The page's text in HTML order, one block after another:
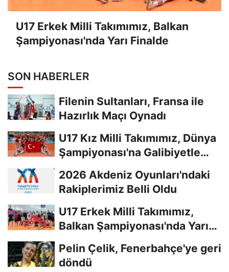
U17 Erkek Milli Takımımız, Balkan
Şampiyonası'nda Yarı Finalde
SON HABERLER
Filenin Sultanları, Fransa ile
Hazırlık Maçı Oynadı
U17 Kız Milli Takımımız, Dünya
Şampiyonası'na Galibiyetle
2026 Akdeniz Oyunları'ndaki
Rakiplerimiz Belli Oldu
U17 Erkek Milli Takımımız,
Balkan Şampiyonası'nda Yarı
Pelin Çelik, Fenerbahçe'ye geri
döndü